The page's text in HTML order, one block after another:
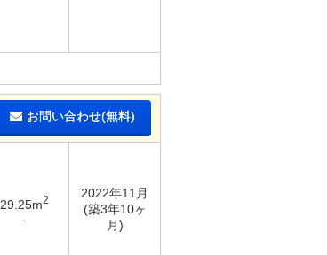
お問い合わせ(無料)
29.25m2
-
2022年11月
(築3年10ヶ
月)